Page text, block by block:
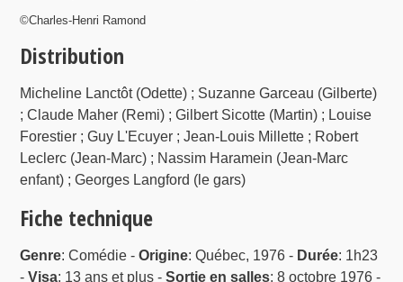
©Charles-Henri Ramond
Distribution
Micheline Lanctôt (Odette) ; Suzanne Garceau (Gilberte)
; Claude Maher (Remi) ; Gilbert Sicotte (Martin) ; Louise
Forestier ; Guy L'Ecuyer ; Jean-Louis Millette ; Robert
Leclerc (Jean-Marc) ; Nassim Haramein (Jean-Marc
enfant) ; Georges Langford (le gars)
Fiche technique
Genre: Comédie -Origine: Québec, 1976 - Durée: 1h23
-Visa: 13 ans et plus -Sortie en salles: 8 octobre 1976 -